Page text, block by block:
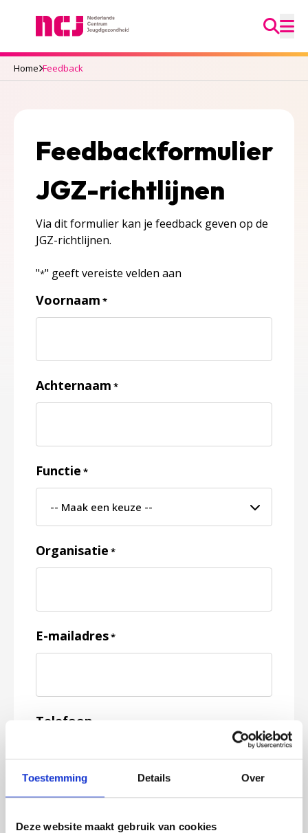
Toestemming Details Over
Deze website maakt gebruik van cookies
Ga
Home Feedback
Feedbackformulier
JGZ-richtlijnen
Via dit formulier kan je feedback geven op de
JGZ-richtlijnen.
"*" geeft vereiste velden aan
Voornaam *
Achternaam *
Functie *
Organisatie *
E-mailadres*
Telefoon